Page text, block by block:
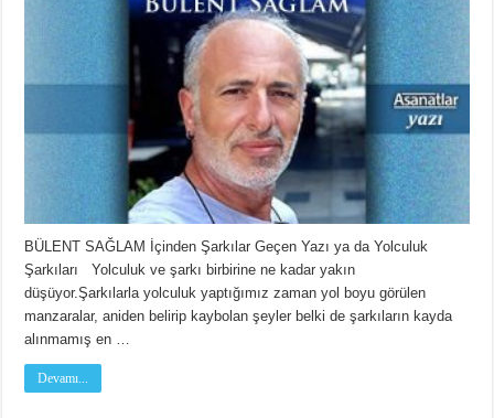
BÜLENT SAĞLAM İçinden Şarkılar Geçen Yazı ya da Yolculuk
Şarkıları Yolculuk ve şarkı birbirine ne kadar yakın
düşüyor.Şarkılarla yolculuk yaptığımız zaman yol boyu görülen
manzaralar, aniden belirip kaybolan şeyler belki de şarkıların kayda
alınmamış en …
Devamı...